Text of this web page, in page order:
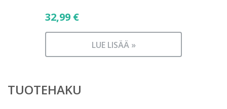
32,99 €
LUE LISÄÄ »
TUOTEHAKU